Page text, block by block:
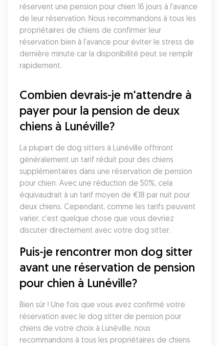
réservent une pension pour chien 16 jours à l'avance
de leur réservation. Nous recommandons à tous les
propriétaires de chiens de confirmer leur
réservation bien à l'avance pour éviter le stress de
dernière minute car la disponibilité peut se remplir
rapidement.
Combien devrais-je m'attendre à
payer pour la pension de deux
chiens à Lunéville?
La plupart de dog sitters à Lunéville offriront
généralement un tarif réduit pour des chiens
supplémentaires dans une réservation de pension
pour chien. Avec une réduction de 50%, cela
équivaudrait à un tarif moyen de €18 par nuit pour
deux chiens. Cependant, comme les tarifs peuvent
varier, c'est quelque chose que vous devriez
discuter directement avec votre dog sitter.
Puis-je rencontrer mon dog sitter
avant une réservation de pension
pour chien à Lunéville?
Bien sûr ! Une fois que vous avez confirmé votre
réservation avec le dog sitter de pension pour
chiens de votre choix à Lunéville, nous
recommandons à tous les propriétaires de chiens